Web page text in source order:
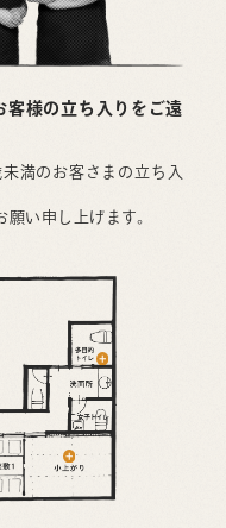
様の立ち入りをご遠
満のお客さまの立ち入
い申し上げます。